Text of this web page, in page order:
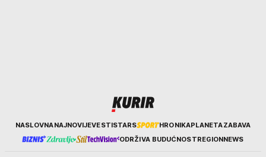
KurirNASLOVNANAJNOVIJEVESTISTARS HRONIKAPLANETAZABAVA
ODRŽIVA BUDUĆNOSTREGIONNEWS